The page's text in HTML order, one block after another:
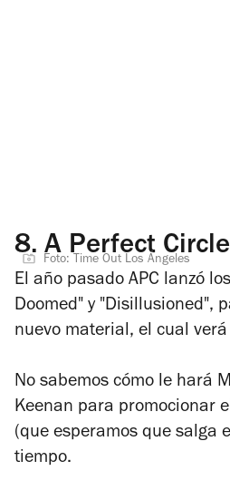
8. A Perfect Circle
Foto: Time Out Los Ángeles
El año pasado APC lanzó
Doomed" y "Disillusioned",
nuevo material, el cual
No sabemos cómo le hará
Keenan para promocionar
(que esperamos que salga
tiempo.